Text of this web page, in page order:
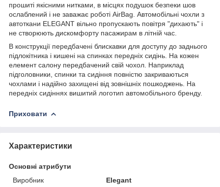
прошиті якісними нитками, в місцях подушок безпеки шов
ослаблений і не заважає роботі AirBag. Автомобільні чохли з
автоткани ELEGANT вільно пропускають повітря "дихають" і
не створюють дискомфорту пасажирам в літній час.
В конструкції передбачені блискавки для доступу до заднього
підлокітника і кишені на спинках передніх сидінь. На кожен
елемент салону передбачений свій чохол. Наприклад
підголовники, спинки та сидіння повністю закриваються
чохлами і надійно захищені від зовнішніх пошкоджень. На
передніх сидіннях вишитий логотип автомобільного бренду.
Приховати
Характеристики
Основні атрибути
Виробник
Elegant